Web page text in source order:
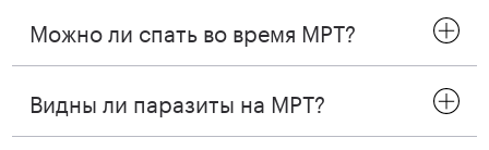
Можно ли спать во время МРТ?
Видны ли паразиты на МРТ?